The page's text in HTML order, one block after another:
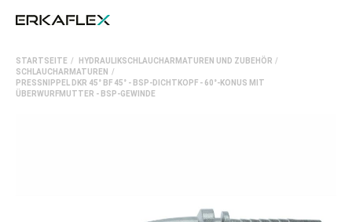
STARTSEITE
HYDRAULIKSCHLAUCHARMATUREN UND ZUBEHÖR
SCHLAUCHARMATUREN
PRESSNIPPEL DKR 45° BF 45° - BSP-DICHTKOPF - 60°-KONUS MIT
ÜBERWURFMUTTER - BSP-GEWINDE